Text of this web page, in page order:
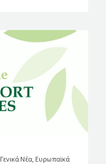
Γενικά Νέα Ευρωπαϊκά